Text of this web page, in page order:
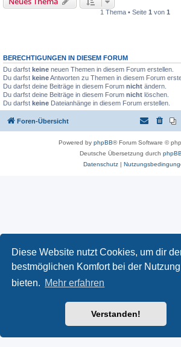
Diese Website nutzt Cookies, um dir
bestmöglichen Komfort bei der
bieten. Mehr erfahren
Verstanden!
1 Thema • Seite 1 von 1
BERECHTIGUNGEN IN DIESEM FORUM
Du darfst keine neuen Themen in diesem Forum erstellen.
Du darfst keineAntworten zu Themen in diesem Forum
Du darfst deine Beiträge in diesem Forum nicht ändern.
Du darfst deine Beiträge in diesem Forum nicht löschen.
Du darfst keine Dateianhänge in diesem Forum erstellen.
Foren-Übersicht
Powered by phpBB® Forum Software ©
Deutsche Übersetzung durch
Datenschutz|